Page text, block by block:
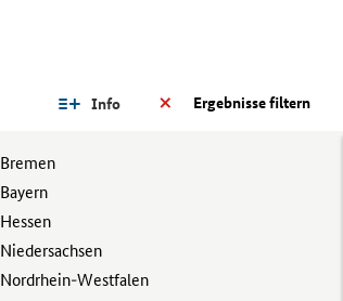
Ergebnisse filtern
Info
Bremen
Bayern
Hessen
Niedersachsen
Nordrhein-Westfalen